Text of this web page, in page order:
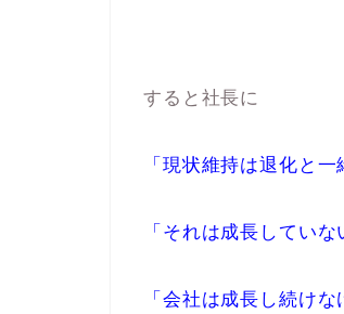
すると社長に
「現状維持は退化と一
「それは成長していな
「会社は成長し続けな